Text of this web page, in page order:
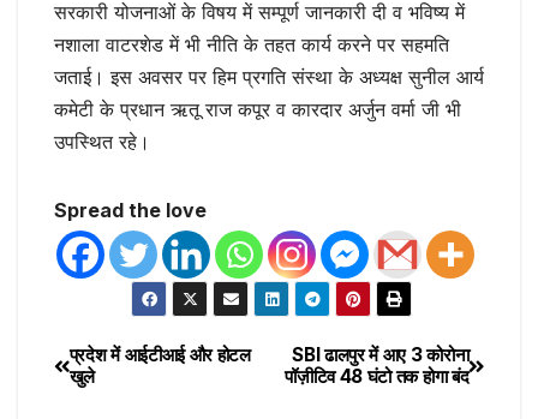
सरकारी योजनाओं के विषय में सम्पूर्ण जानकारी दी व भविष्य में
नशाला वाटरशेड में भी नीति के तहत कार्य करने पर सहमति
जताई। इस अवसर पर हिम प्रगति संस्था के अध्यक्ष सुनील आर्य
कमेटी के प्रधान ऋतू राज कपूर व कारदार अर्जुन वर्मा जी भी
उपस्थित रहे।
Spread the love
SBI ढालपुर में आए 3 कोरोना
पॉज़ीटिव 48 घंटो तक होगा बंद
प्रदेश में आईटीआई और होटल
खुले